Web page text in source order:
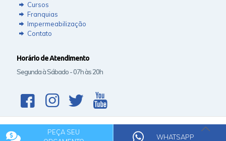
PEÇA SEU
WHATSAPP
Cursos
Franquias
Impermeabilização
Contato
Horário de Atendimento
Segunda à Sábado - 07h às 20h
© 2020 Rede Clean.